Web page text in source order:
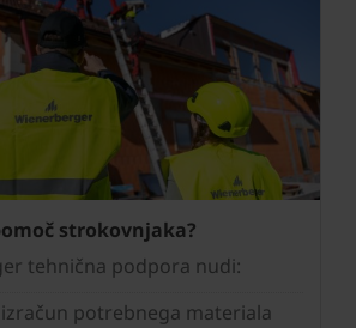
strokovnjaka?
tehnična podpora nudi:
potrebnega materiala